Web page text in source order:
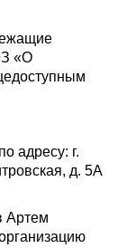
«О
адресу: г.
д. 5А
Артем